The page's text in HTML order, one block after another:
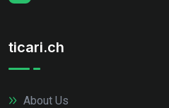
ticari.ch
About Us